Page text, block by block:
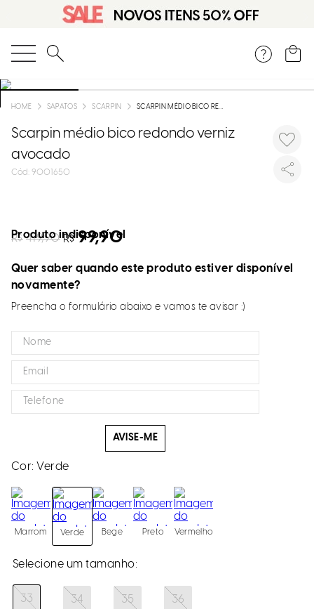
O que você está procurando?
SAPATOS SCARPIN SCARPIN MÉDIO BICO REDONDO VERNIZ AVOCADO
Scarpin médio bico redondo verniz
avocado
: 9001650
R$ 419,90 R$ 99,90
Produto indisponível
Quer saber quando este produto estiver disponível
novamente?
Preencha o formulário abaixo e vamos te avisar :)
AVISE-ME
Cor: Verde
Marrom Verde Bege Preto Vermelho
33 34 35 36